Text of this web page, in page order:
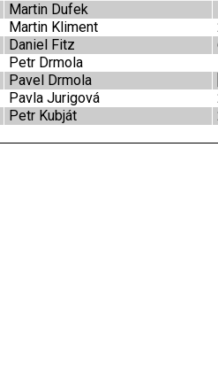
Martin Dufek
Martin Kliment
Daniel Fitz
Petr Drmola
Pavel Drmola
Pavla Jurigová
Petr Kubját